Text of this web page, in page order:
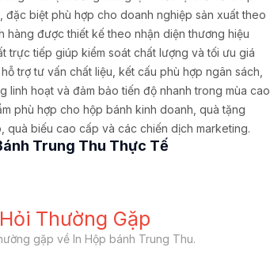
đặc biệt phù hợp cho doanh nghiệp sản xuất theo
hàng được thiết kế theo nhận diện thương hiệu
trực tiếp giúp kiểm soát chất lượng và tối ưu giá
trợ tư vấn chất liệu, kết cấu phù hợp ngân sách,
linh hoạt và đảm bảo tiến độ nhanh trong mùa cao
phù hợp cho hộp bánh kinh doanh, quà tặng
quà biếu cao cấp và các chiến dịch marketing.
Trung Thu Thực Tế
Thường Gặp
gặp về In Hộp bánh Trung Thu.